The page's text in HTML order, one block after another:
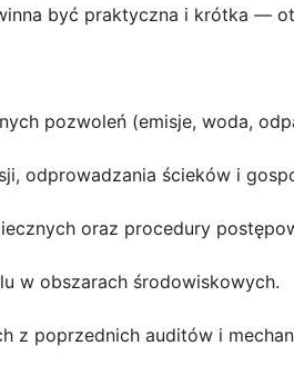
być praktyczna i krótka —
pozwoleń (emisje, woda,
odprowadzania ścieków i
oraz procedury
w obszarach środowiskowych.
z poprzednich auditów i